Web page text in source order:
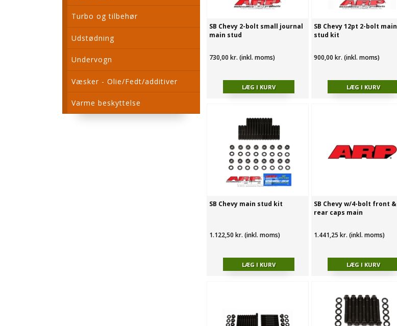
Turbo og tilbehør
Udstødning
Undervogn
Væsker - Olie/Fedt/additiver
Varme beskyttelse
SB Chevy 2-bolt small journal
main stud
730,00 kr. (inkl. moms)
SB Chevy 12pt 2-bolt main
stud kit
900,00 kr. (inkl. moms)
SB Chevy main stud kit
1.122,50 kr. (inkl. moms)
SB Chevy w/4-bolt front &
rear caps main
1.441,25 kr. (inkl. moms)